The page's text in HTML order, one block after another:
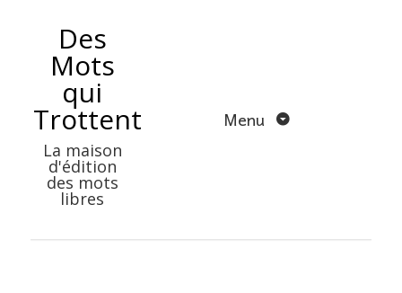
contenu
Des
Mots
qui
Trottent
La maison
d'édition
des mots
libres
Menu